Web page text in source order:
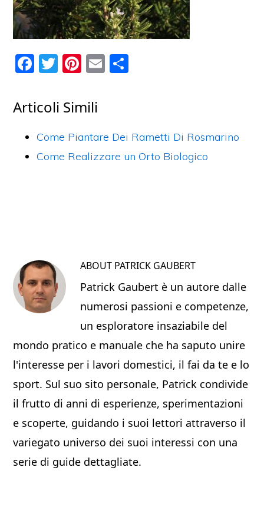
F
c
e
b
o
T
itt
er
Pi
er
e
st
E
vi
di
Articoli Simili
Come Piantare Dei Rametti Di Rosmarino
Come Realizzare un Orto Biologico
ABOUT PATRICK GAUBERT
Patrick Gaubert è un autore dalle
numerosi passioni e competenze,
un esploratore insaziabile del
mondo pratico e manuale che ha saputo unire
l'interesse per i lavori domestici, il fai da te e lo
sport. Sul suo sito personale, Patrick condivide
il frutto di anni di esperienze, sperimentazioni
e scoperte, guidando i suoi lettori attraverso il
variegato universo dei suoi interessi con una
serie di guide dettagliate.